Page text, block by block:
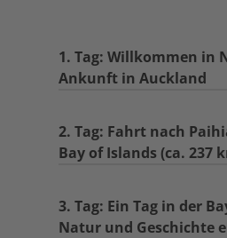
1. Tag: Willkommen in
Ankunft in Auckland
2. Tag: Fahrt nach
Bay of Islands (ca. 237
3. Tag: Ein Tag in der
Natur und Geschichte